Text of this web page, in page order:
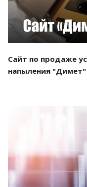
Сайт по продаже
напыления "Димет"